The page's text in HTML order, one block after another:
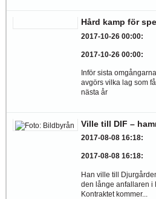
Hård kamp för
2017-10-26 00:00:
2017-10-26 00:00:
Inför sista
avgörs vilka lag som
nästa år
Ville till DIF –
2017-08-08 16:18:
2017-08-08 16:18:
Han ville till
den långe anfallaren i
Kontraktet kommer...